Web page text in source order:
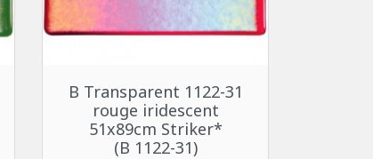
Aperçu rapide
B Transparent 1122-31
rouge iridescent
51x89cm Striker*
(B 1122-31)